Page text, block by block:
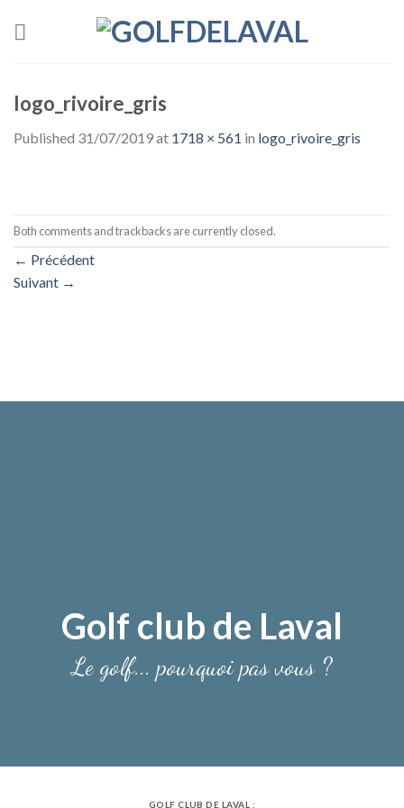
logo_rivoire_gris
Published 31/07/2019at 1718 × 561 in logo_rivoire_gris
Both comments and trackbacks are currently closed.
← Précédent
Suivant →
Golf club de Laval
Le golf... pourquoi pas vous ?
GOLF CLUB DE LAVAL :